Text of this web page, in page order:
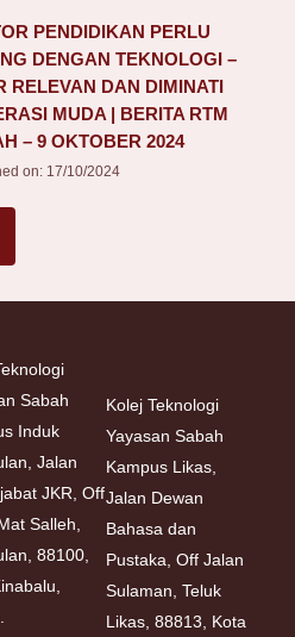
PENDIDIKAN PERLU
DENGAN TEKNOLOGI –
RELEVAN DAN DIMINATI
MUDA | BERITA RTM
– 9 OKTOBER 2024
on: 17/10/2024
Sabah
Induk
Jalan
JKR, Off
Salleh,
88100,
Kolej Teknologi
Yayasan Sabah
Kampus Likas,
Jalan Dewan
Bahasa dan
Pustaka, Off Jalan
Sulaman, Teluk
Likas, 88813, Kota